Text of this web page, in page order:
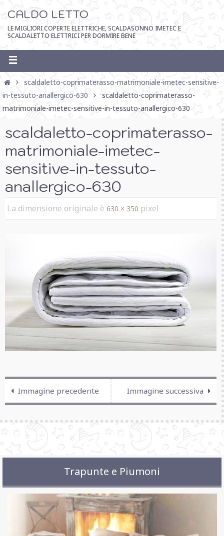
CALDO LETTO
LE MIGLIORI COPERTE ELETTRICHE, SCALDASONNO IMETEC E
SCALDALETTO ELETTRICI PER DORMIRE BENE
scaldaletto-coprimaterasso-matrimoniale-imetec-sensitive-
in-tessuto-anallergico-630
scaldaletto-coprimaterasso-
matrimoniale-imetec-sensitive-in-tessuto-anallergico-630
scaldaletto-coprimaterasso-
matrimoniale-imetec-
sensitive-in-tessuto-
anallergico-630
La dimensione originale è 630 × 350 pixel
Immagine precedente Immagine successiva
Trapunte e Piumoni